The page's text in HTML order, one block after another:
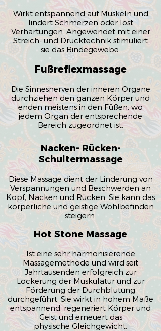
Wirkt entspannend auf Muskeln und
lindert Schmerzen oder löst
Verhärtungen. Angewendet mit einer
Streich- und Drucktechnik stimuliert
sie das Bindegewebe.
Fußreflexmassage
Die Sinnesnerven der inneren Organe
durchziehen den ganzen Körper und
enden meistens in den Füßen, wo
jedem Organ der entsprechende
Bereich zugeordnet ist.
Nacken- Rücken-
Schultermassage
Diese Massage dient der Linderung von
Verspannungen und Beschwerden an
Kopf, Nacken und Rücken. Sie kann das
körperliche und geistige Wohlbefinden
steigern.
Hot Stone Massage
Ist eine sehr harmonisierende
Massagemethode und wird seit
Jahrtausenden erfolgreich zur
Lockerung der Muskulatur und zur
Förderung der Durchblutung
durchgeführt. Sie wirkt in hohem Maße
entspannend, regeneriert Körper und
Geist und erneuert das
physische Gleichgewicht.